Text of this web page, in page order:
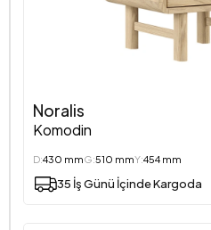
Noralis
Komodin
D:430 mmG:510 mmY:454 mm
35 İş Günü İçinde Kargoda